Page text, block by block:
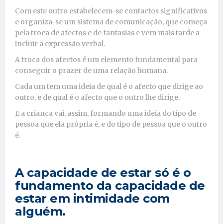
Com este outro estabelecem-se contactos significativos
e organiza-se um sistema de comunicação, que começa
pela troca de afectos e de fantasias e vem mais tarde a
incluir a expressão verbal.
A troca dos afectos é um elemento fundamental para
conseguir o prazer de uma relação humana.
Cada um tem uma ideia de qual é o afecto que dirige ao
outro, e de qual é o afecto que o outro lhe dirige.
E a criança vai, assim, formando uma ideia do tipo de
pessoa que ela própria é, e do tipo de pessoa que o outro
é.
A capacidade de estar só é o
fundamento da capacidade de
estar em intimidade com
alguém.